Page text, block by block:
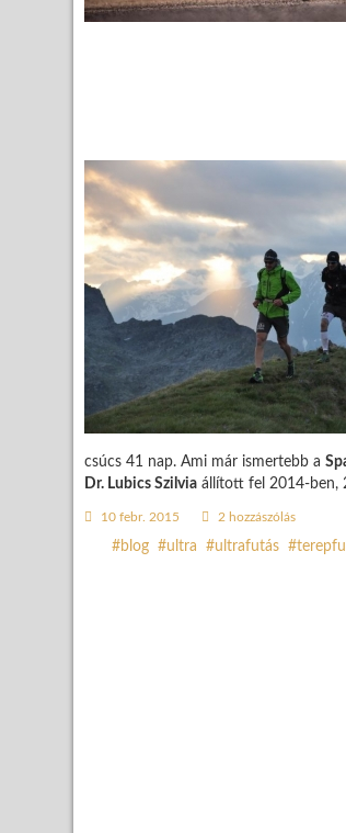
csúcs 41 nap. Ami már ismertebb a
Dr. Lubics Szilvia állított fel 2014-ben,
10 febr. 2015 2 hozzászólás
blog ultra ultrafutás